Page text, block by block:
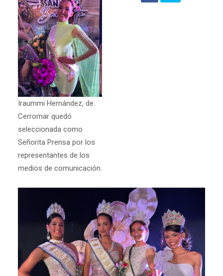
Iraummi Hernández, de
Cerromar quedó
seleccionada como
Señorita Prensa por los
representantes de los
medios de comunicación.